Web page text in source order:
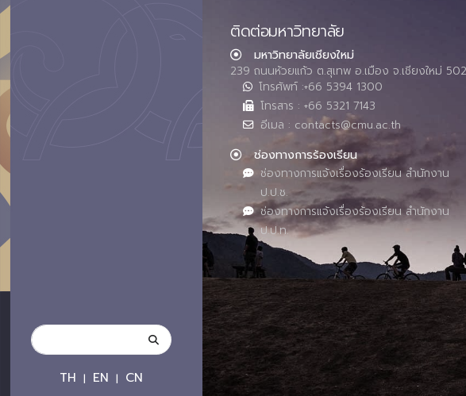
TH | EN | CN
ติดต่อมหาวิทยาลัย
มหาวิทยาลัยเชียงใหม่
239 ถนนห้วยแก้ว ต.สุเทพ อ.เมือง จ.เชียงใหม่
โทรศัพท์ :+66 5394 1300
โทรสาร : +66 5321 7143
อีเมล : contacts@cmu.ac.th
ช่องทางการร้องเรียน
ช่องทางการแจ้งเรื่องร้องเรียน สำนักงาน
ป.ป.ช.
ช่องทางการแจ้งเรื่องร้องเรียน สำนักงาน
ป.ป.ท.